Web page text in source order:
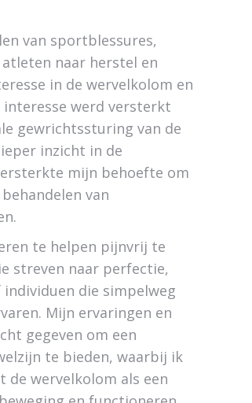
van sportblessures,
naar herstel en
in de wervelkolom en
werd versterkt
gewrichtssturing van de
inzicht in de
mijn behoefte om
van
te helpen pijnvrij te
streven naar perfectie,
die simpelweg
Mijn ervaringen en
gegeven om een
te bieden, waarbij ik
de wervelkolom als een